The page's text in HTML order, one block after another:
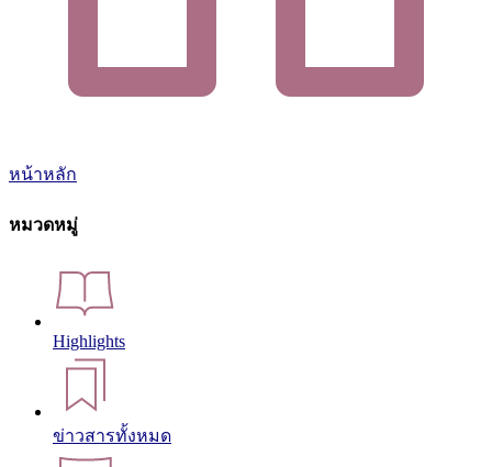
หน้าหลัก
หมวดหมู่
Highlights
ข่าวสารทั้งหมด